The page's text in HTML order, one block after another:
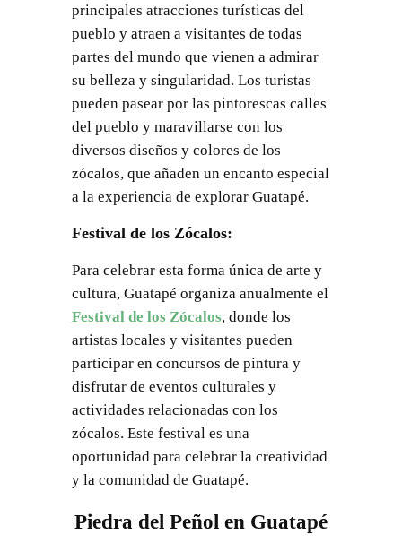
principales atracciones turísticas del
pueblo y atraen a visitantes de todas
partes del mundo que vienen a admirar
su belleza y singularidad. Los turistas
pueden pasear por las pintorescas calles
del pueblo y maravillarse con los
diversos diseños y colores de los
zócalos, que añaden un encanto especial
a la experiencia de explorar Guatapé.
Festival de los Zócalos:
Para celebrar esta forma única de arte y
cultura, Guatapé organiza anualmente el
Festival de los Zócalos, donde los
artistas locales y visitantes pueden
participar en concursos de pintura y
disfrutar de eventos culturales y
actividades relacionadas con los
zócalos. Este festival es una
oportunidad para celebrar la creatividad
y la comunidad de Guatapé.
Piedra del Peñol en Guatapé